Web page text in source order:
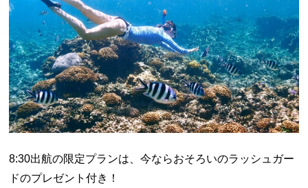
8:30出航の限定プランは、今ならおそろいのラッシュガー
ドのプレゼント付き！